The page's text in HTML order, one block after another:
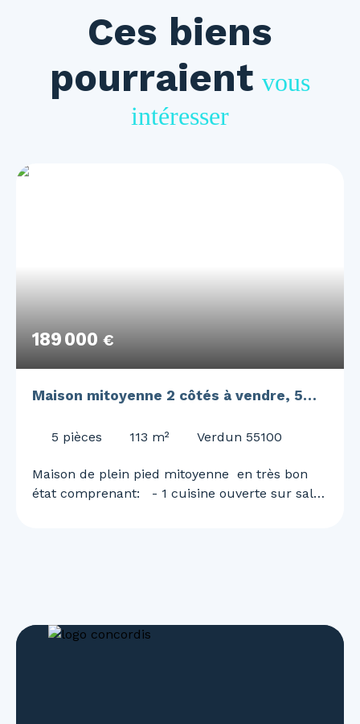
Ces biens
pourraient vous
intéresser
189 000 €
Maison mitoyenne 2 côtés à vendre, 5
5 pièces 113 m² Verdun 55100
Maison de plein pied mitoyenne en très bon
état comprenant: - 1 cuisine ouverte sur salle
avec plantes , fleurs arbustes Belle maison en